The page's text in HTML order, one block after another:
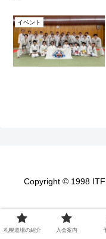
イベント
Copyright © 1998
札幌道場の紹介 入会案内